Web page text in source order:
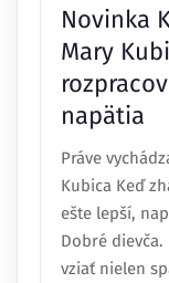
Novinka
Mary
napätia
Práve
Kubica Keď
ešte lepší,
Dobré
vziať nielen